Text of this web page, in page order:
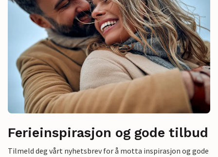
Ferieinspirasjon og gode tilbud
Tilmeld deg vårt nyhetsbrev for å motta inspirasjon og gode